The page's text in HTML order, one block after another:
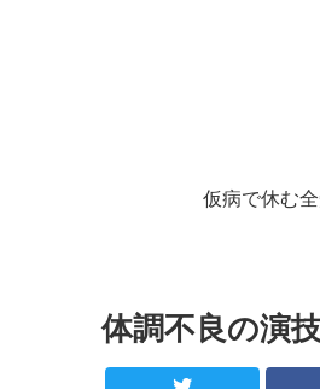
仮病で休む
体調不良の演